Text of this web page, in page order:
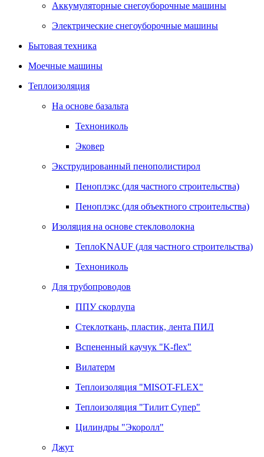
Аккумуляторные снегоуборочные машины
Электрические снегоуборочные машины
Бытовая техника
Моечные машины
Теплоизоляция
На основе базальта
Технониколь
Эковер
Экструдированный пенополистирол
Пеноплэкс (для частного строительства)
Пеноплэкс (для объектного строительства)
Изоляция на основе стекловолокна
ТеплоKNAUF (для частного строительства)
Технониколь
Для трубопроводов
ППУ скорлупа
Стеклоткань, пластик, лента ПИЛ
Вспененный каучук "K-flex"
Вилатерм
Теплоизоляция "MISOT-FLEX"
Теплоизоляция "Тилит Супер"
Цилиндры "Экоролл"
Джут